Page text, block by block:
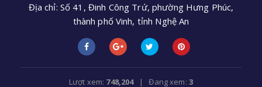
Địa chỉ: Số 41, Đinh Công Trứ, phường Hưng Phúc,
thành phố Vinh, tỉnh Nghệ An
Điện thoại: +84 (0238) 3552 305 - Email:
cnhoatieu6@gmail.com
Lượt xem: 748,204| Đang xem: 3